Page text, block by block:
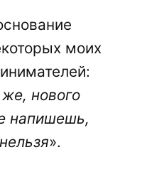
моих
нового
напишешь,
».